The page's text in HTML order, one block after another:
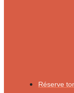
Réserve